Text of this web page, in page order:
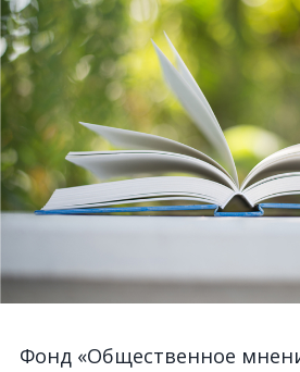
Фонд «Общественное